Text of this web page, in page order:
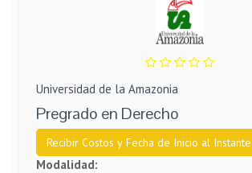
Universidad de la Amazonia
Pregrado en Derecho
Recibir Costos y Fecha de Inicio al Instante
Modalidad: